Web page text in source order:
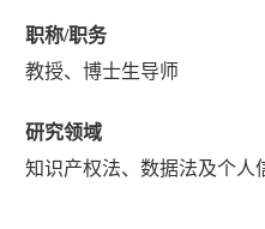
职称/职务
教授、博士生导师
研究领域
知识产权法、数据法及个